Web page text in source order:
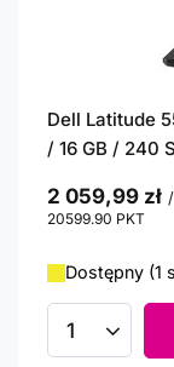
Dell Latitude
/ 16 GB / 240
2 059,99 zł /
20599.90 PKT
Dostępny (1
Ilość